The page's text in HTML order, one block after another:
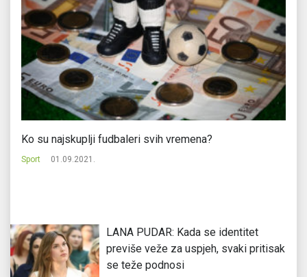
Ko su najskuplji fudbaleri svih vremena?
Sport 01.09.2021.
LANA PUDAR: Kada se identitet
previše veže za uspjeh, svaki pritisak
se teže podnosi